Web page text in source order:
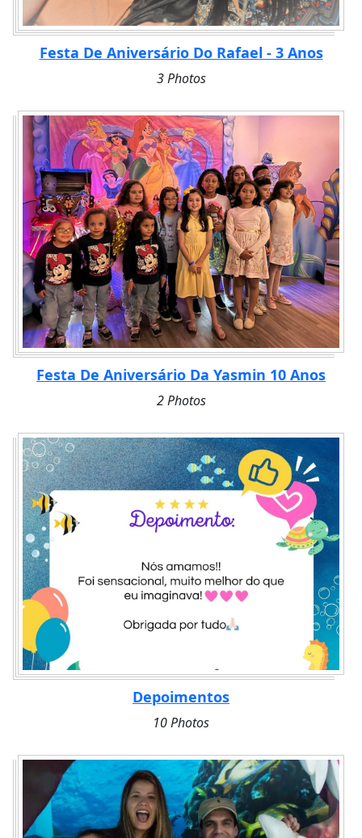
Festa De Aniversário Do Rafael - 3 Anos
3 Photos
Festa De Aniversário Da Yasmin 10 Anos
2 Photos
Depoimentos
10 Photos